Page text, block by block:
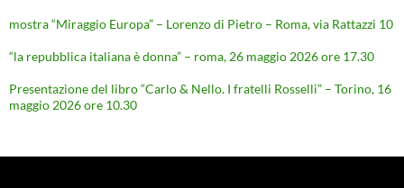
mostra “Miraggio Europa” – Lorenzo di Pietro – Roma, via Rattazzi 10
“la repubblica italiana è donna” – roma, 26 maggio 2026 ore 17.30
Presentazione del libro “Carlo & Nello. I fratelli Rosselli” – Torino, 16
maggio 2026 ore 10.30